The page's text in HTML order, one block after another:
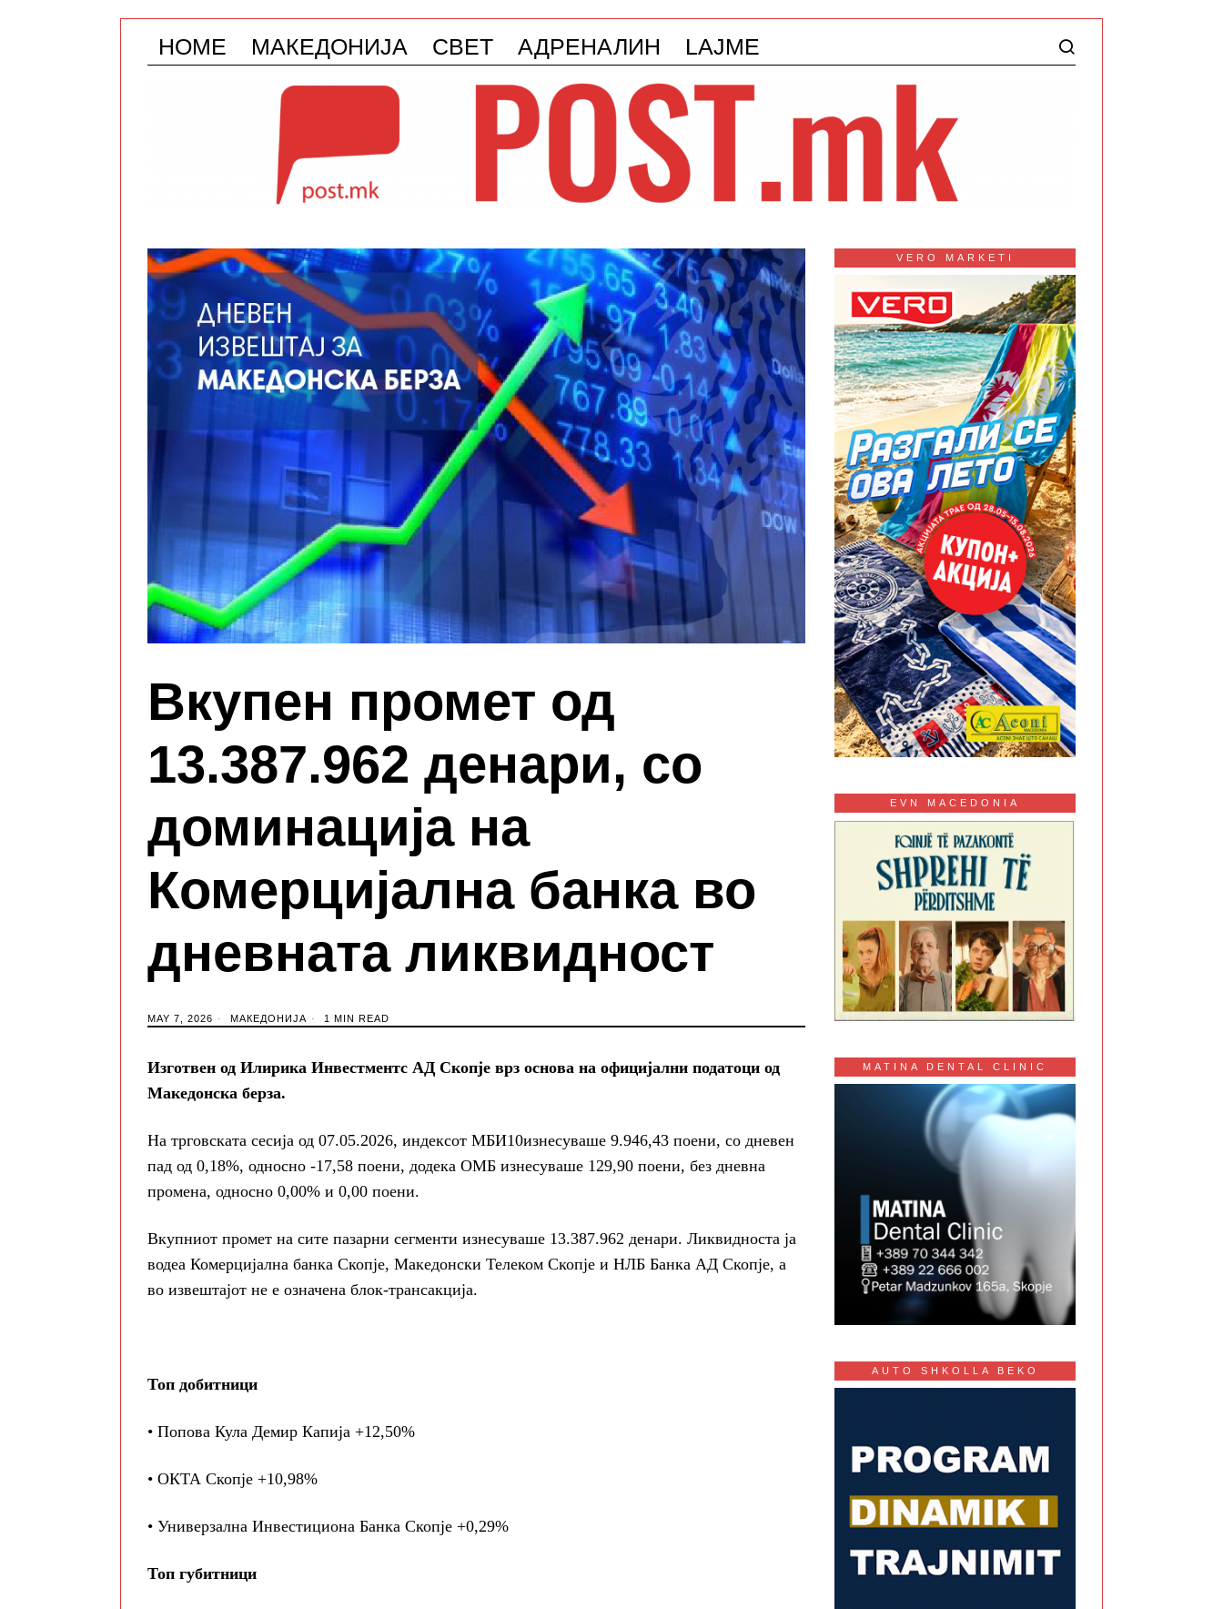
HOME МАКЕДОНИЈА СВЕТ АДРЕНАЛИН LAJME
Вкупен промет од
13.387.962 денари, со
доминација на
Комерцијална банка во
дневната ликвидност
MAY 7, 2026 МАКЕДОНИЈА 1 MIN READ
Изготвен од Илирика Инвестментс АД Скопје врз основа на официјални податоци од
Македонска берза.
На трговската сесија од 07.05.2026, индексот МБИ10изнесуваше 9.946,43 поени, со дневен
пад од 0,18%, односно -17,58 поени, додека ОМБ изнесуваше 129,90 поени, без дневна
промена, односно 0,00% и 0,00 поени.
Вкупниот промет на сите пазарни сегменти изнесуваше 13.387.962 денари. Ликвидноста ја
водеа Комерцијална банка Скопје, Македонски Телеком Скопје и НЛБ Банка АД Скопје, а
во извештајот не е означена блок-трансакција.
Топ добитници
• Попова Кула Демир Капија +12,50%
• ОКТА Скопје +10,98%
• Универзална Инвестициона Банка Скопје +0,29%
Топ губитници
VERO MARKETI
EVN MACEDONIA
MATINA DENTAL CLINIC
AUTO SHKOLLA BEKO